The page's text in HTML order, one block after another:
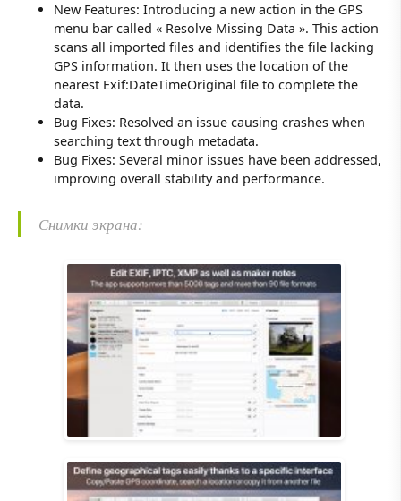
New Features: Introducing a new action in the GPS
menu bar called « Resolve Missing Data ». This action
scans all imported files and identifies the file lacking
GPS information. It then uses the location of the
nearest Exif:DateTimeOriginal file to complete the
data.
Bug Fixes: Resolved an issue causing crashes when
searching text through metadata.
Bug Fixes: Several minor issues have been addressed,
improving overall stability and performance.
Снимки экрана: